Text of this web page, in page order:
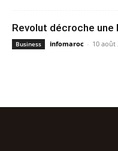
Revolut décroche une
Business infomaroc - 10 août